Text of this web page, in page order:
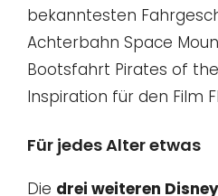
bekanntesten
Achterbahn Space
Bootsfahrt Pirates of
Inspiration für den Film
Für jedes Alter etwas
Die drei weiteren